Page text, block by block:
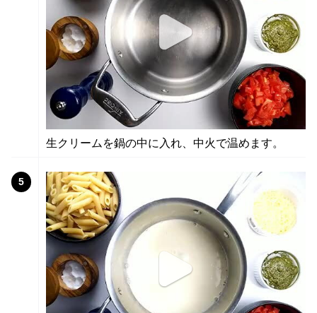
生クリームを鍋の中に入れ、中火で温めます。
5